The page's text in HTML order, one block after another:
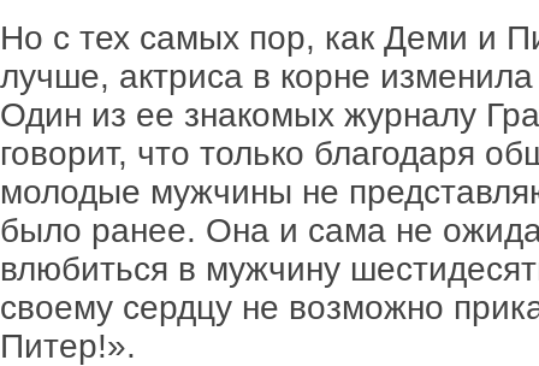
Но с тех самых пор, как Деми и
лучше, актриса в корне
Один из ее знакомых журналу
говорит, что только благодаря
молодые мужчины не
было ранее. Она и сама не
влюбиться в мужчину
своему сердцу не возможно
Питер!».